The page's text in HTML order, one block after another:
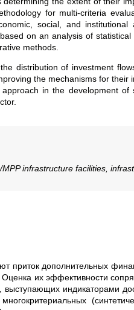
for multi-criteria
social, and
on an analysis of
methods.
distribution of investment
the mechanisms for
in the development
infrastructure facilities,
приток дополнительных
. Оценка их эффективности
индикаторами